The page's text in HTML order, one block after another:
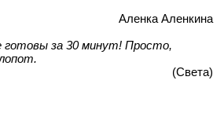
Аленка Аленкина
за 30 минут! Просто,
(Света)